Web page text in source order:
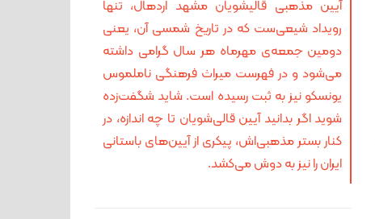
آیین مذهبی قالیشویان مشهد اردهال،‌ تنها
رویداد شیعی‌ست که در تاریخ شمسی آن، ‌یعنی
دومین جمعه‌ی مهرماه هر سال گرامی داشته
می‌شود و در فهرست میراث فرهنگی ناملموس
یونسکو نیز به ثبت رسیده است. شاید شگفت‌زده
شوید اگر بدانید آیین قالی‌شویان تا چه اندازه، در
کنار بستر مذهبی‌اش، پیکری از آیین‌های باستانی
ایران را نیز به دوش می‌کشد.